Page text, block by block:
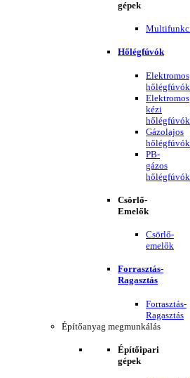
gépek
Hőlégfúvók
Elektromos
hőlégfúvók
Elektromos
kézi
hőlégfúvók
Gázolajos
hőlégfúvók
PB-
gázos
hőlégfúvók
Csörlő-
Emelők
Csörlő-
emelők
Forrasztás-
Ragasztás
Forrasztás-
Ragasztás
Építőanyag megmunkálás
Építőipari
gépek